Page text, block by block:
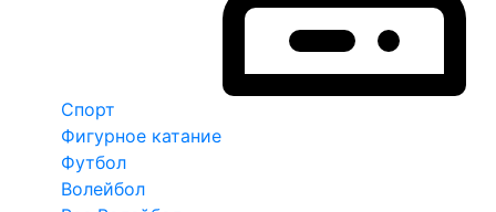
Спорт
Фигурное катание
Футбол
Волейбол